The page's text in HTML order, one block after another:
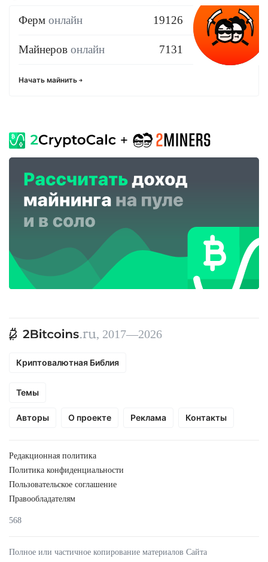
Ферм онлайн 19126
Майнеров онлайн 7131
Начать майнить
, 2017—2026
Криптовалютная Библия
Темы
Авторы О проекте Реклама Контакты
Редакционная политика
Политика конфиденциальности
Пользовательское соглашение
Правообладателям
568
Полное или частичное копирование материалов Сайта